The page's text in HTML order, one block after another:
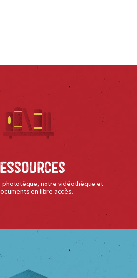
phototèque, notre vidéothèque et
en libre accès.